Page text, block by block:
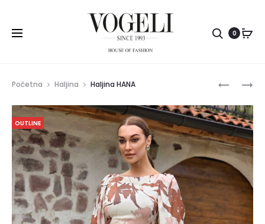
0
HALJINA
Početna Haljina Haljina HANA
OUTLINE